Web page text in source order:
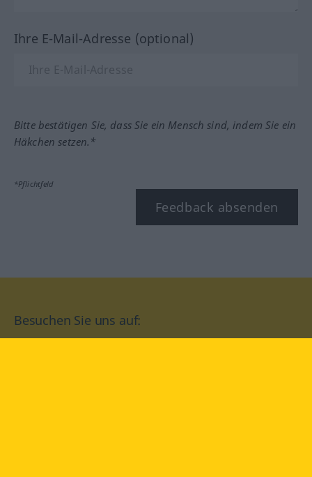
Ihre E-Mail-Adresse (optional)
Bitte bestätigen Sie, dass Sie ein Mensch sind, indem Sie ein
Häkchen setzen.*
*Pflichtfeld
Feedback absenden
Besuchen Sie uns auf: